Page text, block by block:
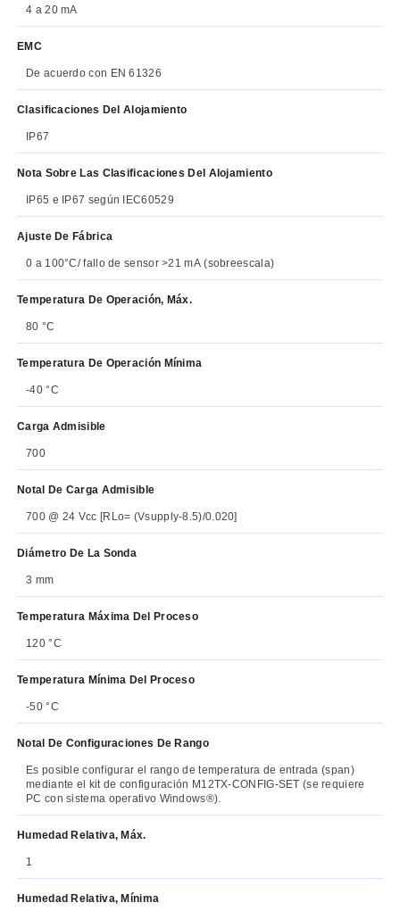
4 a 20 mA
EMC
De acuerdo con EN 61326
Clasificaciones Del Alojamiento
IP67
Nota Sobre Las Clasificaciones Del Alojamiento
IP65 e IP67 según IEC60529
Ajuste De Fábrica
0 a 100°C/ fallo de sensor >21 mA (sobreescala)
Temperatura De Operación, Máx.
80 °C
Temperatura De Operación Mínima
-40 °C
Carga Admisible
700
Notal De Carga Admisible
700 @ 24 Vcc [RLo= (Vsupply-8.5)/0.020]
Diámetro De La Sonda
3 mm
Temperatura Máxima Del Proceso
120 °C
Temperatura Mínima Del Proceso
-50 °C
Notal De Configuraciones De Rango
Es posible configurar el rango de temperatura de entrada (span)
mediante el kit de configuración M12TX-CONFIG-SET (se requiere
PC con sistema operativo Windows®).
Humedad Relativa, Máx.
1
Humedad Relativa, Mínima